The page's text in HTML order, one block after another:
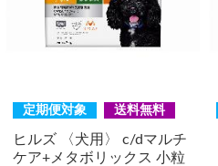
定期便対象 送料無料
ヒルズ 〈犬用〉 c/dマルチ
ケア+メタボリックス 小粒